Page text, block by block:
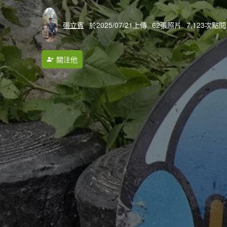
張立賓 於2025/07/21上傳 62張照片 7,123次點閱
關注他